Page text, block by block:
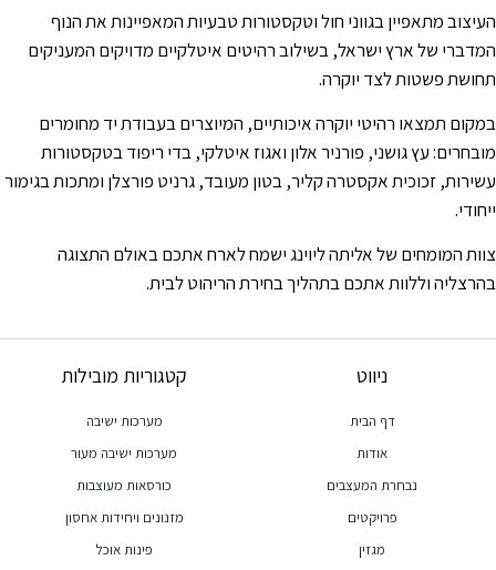
העיצוב מתאפיין בגווני חול וטקסטורות טבעיות המאפיינות את הנוף
המדברי של ארץ ישראל, בשילוב רהיטים איטלקיים מדויקים המעניקים
תחושת פשטות לצד יוקרה.
במקום תמצאו רהיטי יוקרה איכותיים, המיוצרים בעבודת יד מחומרים
מובחרים: עץ גושני, פורניר אלון ואגוז איטלקי, בדי ריפוד בטקסטורות
עשירות, זכוכית אקסטרה קליר, בטון מעובד, גרניט פורצלן ומתכות בגימור
ייחודי.
צוות המומחים של אליתה ליוינג ישמח לארח אתכם באולם התצוגה
בהרצליה וללוות אתכם בתהליך בחירת הריהוט לבית.
ניווט
דף הבית
אודות
נבחרת המעצבים
פרויקטים
מגזין
קטגוריות מובילות
מערכות ישיבה
מערכות ישיבה מעור
כורסאות מעוצבות
מזנונים ויחידות אחסון
פינות אוכל